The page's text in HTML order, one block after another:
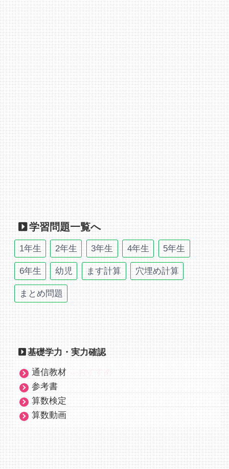
学習問題一覧へ
1年生 2年生 3年生 4年生 5年生
6年生 幼児 ます計算 穴埋め計算
まとめ問題
基礎学力・実力確認
通信教材
←おすすめ
参考書
算数検定
算数動画